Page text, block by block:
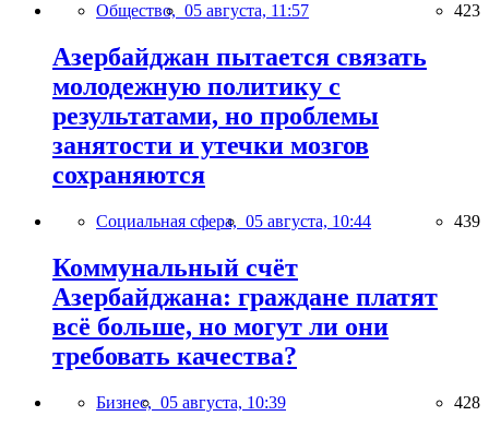
Общество, 05 августа, 11:57 423
Азербайджан пытается связать
молодежную политику с
результатами, но проблемы
занятости и утечки мозгов
сохраняются
Социальная сфера, 05 августа, 10:44 439
Коммунальный счёт
Азербайджана: граждане платят
всё больше, но могут ли они
требовать качества?
Бизнес, 05 августа, 10:39 428